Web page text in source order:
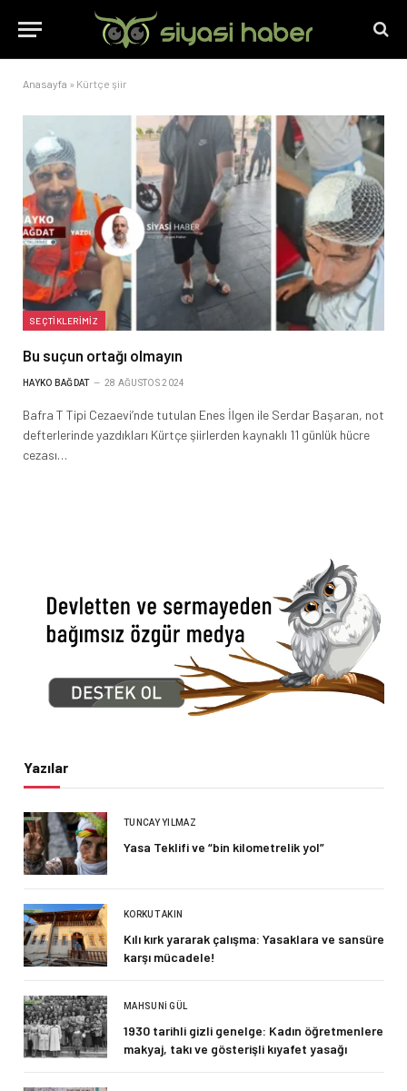
Anasayfa » Kürtçe şiir
SEÇTIKLERIMIZ
Bu suçun ortağı olmayın
HAYKO BAĞDAT 28 AĞUSTOS 2024
Bafra T Tipi Cezaevi’nde tutulan Enes İlgen ile Serdar Başaran, not
defterlerinde yazdıkları Kürtçe şiirlerden kaynaklı 11 günlük hücre
cezası…
Yazılar
TUNCAY YILMAZ
Yasa Teklifi ve “bin kilometrelik yol”
KORKUT AKIN
Kılı kırk yararak çalışma: Yasaklara ve sansüre
karşı mücadele!
MAHSUNI GÜL
1930 tarihli gizli genelge: Kadın öğretmenlere
makyaj, takı ve gösterişli kıyafet yasağı